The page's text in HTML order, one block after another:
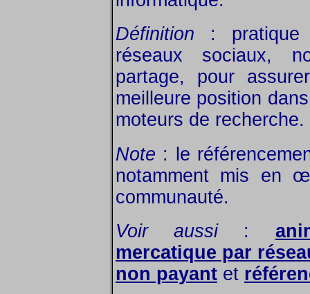
Définition : pratique
réseaux sociaux,
partage, pour
meilleure position
moteurs de recherche.
Note : le
notamment mis en
communauté.
Voir aussi:
mercatique par
non payant et